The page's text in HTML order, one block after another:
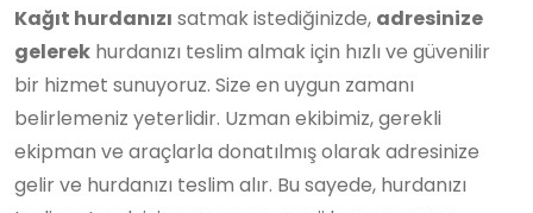
Kağıt hurdanızı satmak istediğinizde, adresinize
gelerek hurdanızı teslim almak için hızlı ve güvenilir
bir hizmet sunuyoruz. Size en uygun zamanı
belirlemeniz yeterlidir. Uzman ekibimiz, gerekli
ekipman ve araçlarla donatılmış olarak adresinize
gelir ve hurdanızı teslim alır. Bu sayede, hurdanızı